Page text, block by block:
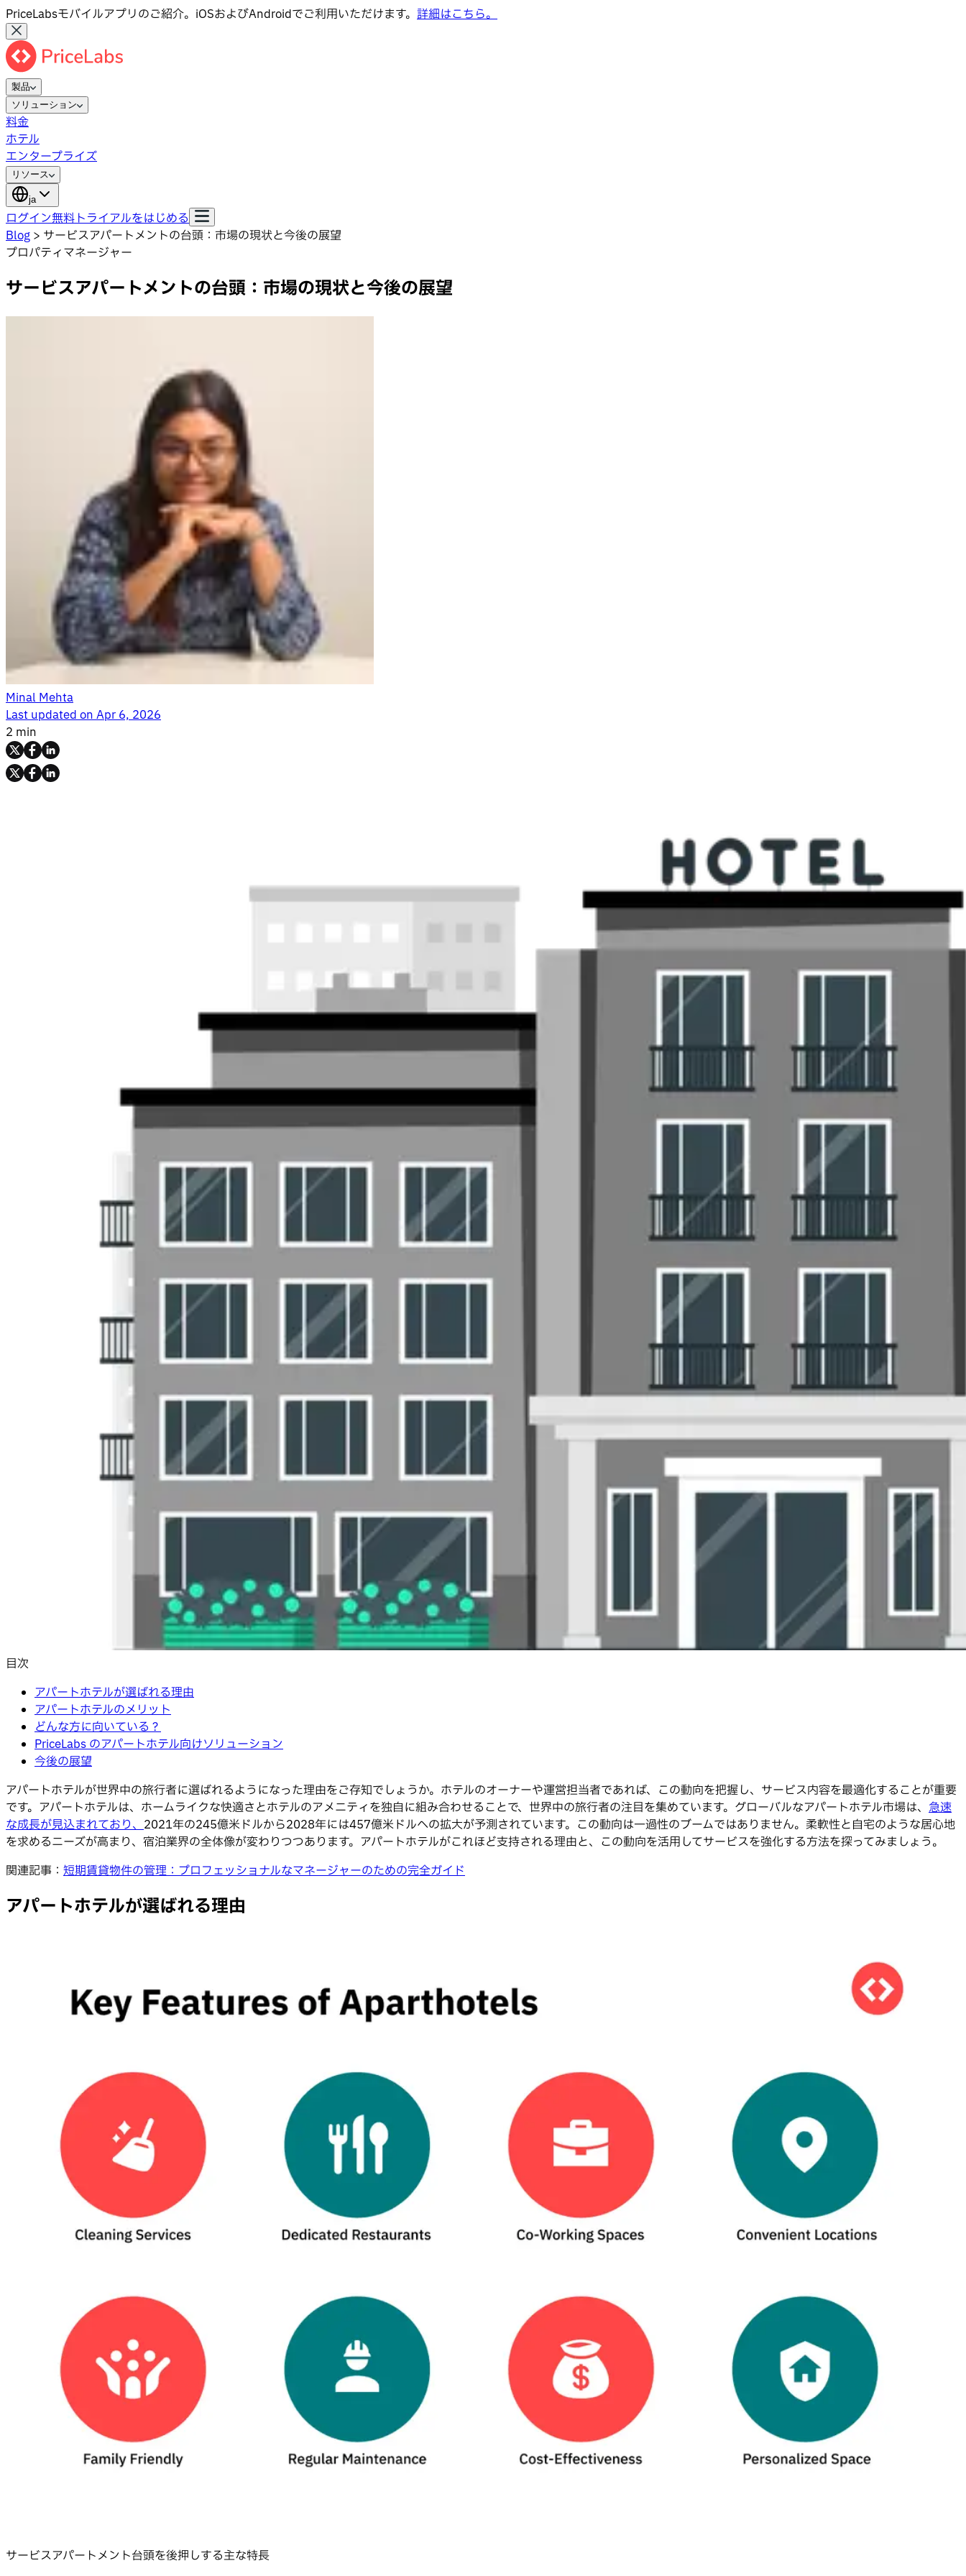
PriceLabsモバイルアプリのご紹介。iOSおよびAndroidでご利用いただけます。 詳細はこちら。
製品
ソリューション
料金
ホテル
エンタープライズ
リソース
ja
ログイン無料トライアルをはじめる
Blog > サービスアパートメントの台頭：市場の現状と今後の展望
プロパティマネージャー
サービスアパートメントの台頭：市場の現状と今後の展望
Minal Mehta
Last updated onApr 6, 2026
2 min
目次
アパートホテルが選ばれる理由
アパートホテルのメリット
どんな方に向いている？
PriceLabs のアパートホテル向けソリューション
今後の展望
アパートホテルが世界中の旅行者に選ばれるようになった理由をご存知でしょうか。ホテルのオーナーや運営担当者であれば、この動向を把握し、サービス内容を最適化することが重要
です。アパートホテルは、ホームライクな快適さとホテルのアメニティを独自に組み合わせることで、世界中の旅行者の注目を集めています。グローバルなアパートホテル市場は、 急速
な成長が見込まれており、2021年の245億米ドルから2028年には457億米ドルへの拡大が予測されています。この動向は一過性のブームではありません。柔軟性と自宅のような居心地
を求めるニーズが高まり、宿泊業界の全体像が変わりつつあります。アパートホテルがこれほど支持される理由と、この動向を活用してサービスを強化する方法を探ってみましょう。
関連記事： 短期賃貸物件の管理：プロフェッショナルなマネージャーのための完全ガイド
アパートホテルが選ばれる理由
サービスアパートメント台頭を後押しする主な特長